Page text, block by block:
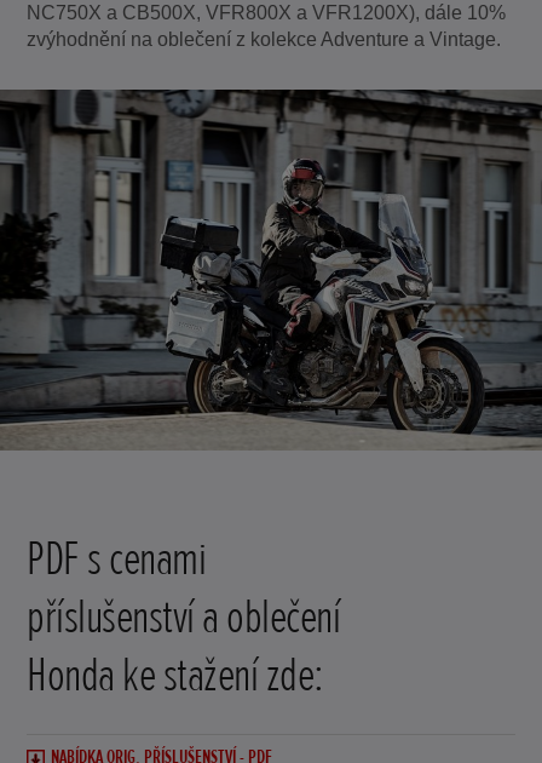
NC750X a CB500X, VFR800X a VFR1200X), dále 10%
zvýhodnění na oblečení z kolekce Adventure a Vintage.
PDF s cenami
příslušenství a oblečení
Honda ke stažení zde:
NABÍDKA ORIG. PŘÍSLUŠENSTVÍ - PDF